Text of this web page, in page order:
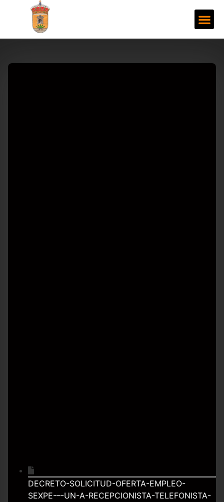
DECRETO-SOLICITUD-OFERTA-EMPLEO-
SEXPE-–-UN-A-RECEPCIONISTA-TELEFONISTA-